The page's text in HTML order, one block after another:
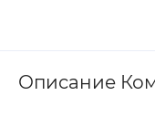
Описание